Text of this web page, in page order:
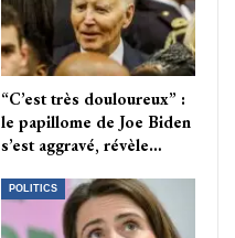
“C’est très douloureux” :
le papillome de Joe Biden
s’est aggravé, révèle…
POLITICS